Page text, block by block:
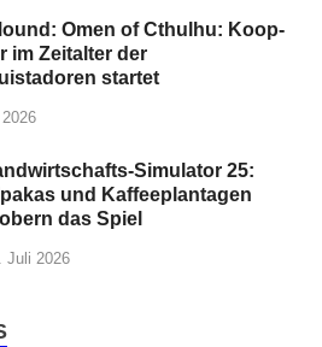
Omen of Cthulhu: Koop-
im Zeitalter der
startet
Simulator 25:
und Kaffeeplantagen
das Spiel
Juli 2026